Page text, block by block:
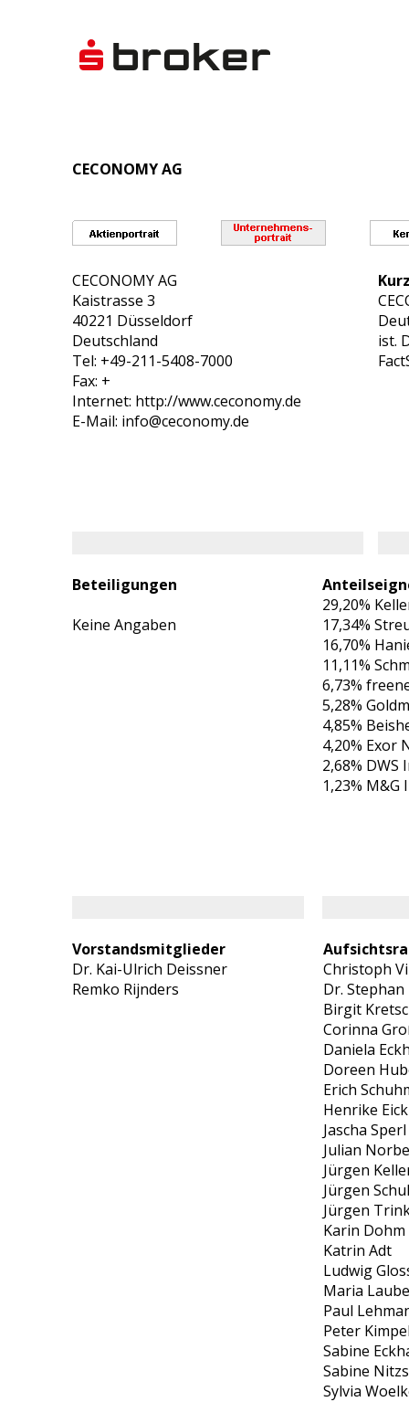
CECONOMY AG
CECONOMY AG
Kaistrasse 3
40221 Düsseldorf
Deutschland
Tel: +49-211-5408-7000
Fax: +
Internet: http://www.ceconomy.de
E-Mail: info@ceconomy.de
ist.
Beteiligungen
Keine Angaben
29,20%
17,34%
16,70%
11,11%
6,73%
5,28%
4,85%
4,20% Exor
2,68% DWS
1,23% M&G
Vorstandsmitglieder
Dr. Kai-Ulrich Deissner
Remko Rijnders
Christoph
Dr. Stephan
Birgit
Corinna
Daniela
Doreen
Erich
Henrike
Jascha Sperl
Julian
Jürgen
Jürgen
Jürgen
Karin Dohm
Katrin Adt
Ludwig
Maria Laube
Paul
Peter
Sabine
Sabine
Sylvia